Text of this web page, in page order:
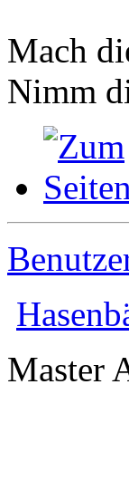
Mach
Nimm
Master